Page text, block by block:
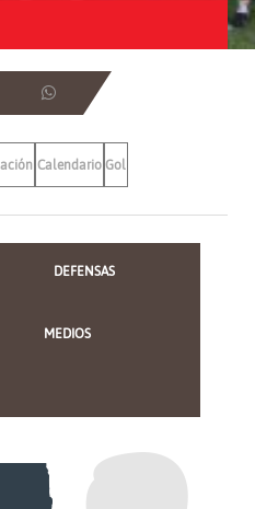
Calendario Gol
DEFENSAS
MEDIOS